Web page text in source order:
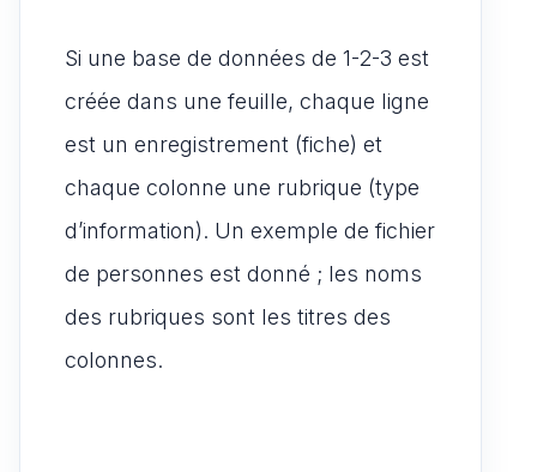
Si une base de données de 1-2-3 est
créée dans une feuille, chaque ligne
est un enregistrement (fiche) et
chaque colonne une rubrique (type
d’information). Un exemple de fichier
de personnes est donné ; les noms
des rubriques sont les titres des
colonnes.